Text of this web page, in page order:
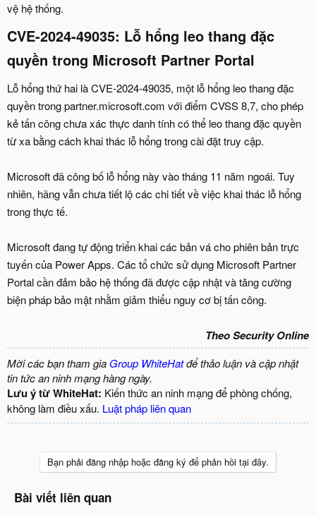
vệ hệ thống.
CVE-2024-49035: Lỗ hổng leo thang đặc
quyền trong Microsoft Partner Portal
Lỗ hổng thứ hai là CVE-2024-49035, một lỗ hổng leo thang đặc
quyền trong partner.microsoft.com với điểm CVSS 8,7, cho phép
kẻ tấn công chưa xác thực danh tính có thể leo thang đặc quyền
từ xa bằng cách khai thác lỗ hổng trong cài đặt truy cập.
Microsoft đã công bố lỗ hổng này vào tháng 11 năm ngoái. Tuy
nhiên, hãng vẫn chưa tiết lộ các chi tiết về việc khai thác lỗ hổng
trong thực tế.
Microsoft đang tự động triển khai các bản vá cho phiên bản trực
tuyến của Power Apps. Các tổ chức sử dụng Microsoft Partner
Portal cần đảm bảo hệ thống đã được cập nhật và tăng cường
biện pháp bảo mật nhằm giảm thiểu nguy cơ bị tấn công.
Theo Security Online
Mời các bạn tham gia Group WhiteHatđể thảo luận và cập nhật
tin tức an ninh mạng hàng ngày.
Lưu ý từ WhiteHat: Kiến thức an ninh mạng để phòng chống,
không làm điều xấu. Luật pháp liên quan
Bạn phải đăng nhập hoặc đăng ký để phản hồi tại đây.
Bài viết liên quan